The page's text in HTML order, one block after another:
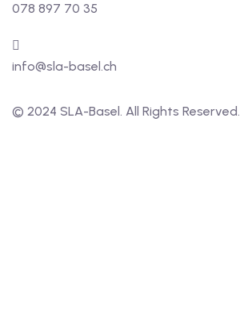
078 897 70 35
info@sla-basel.ch
© 2024 SLA-Basel. All Rights Reserved.​